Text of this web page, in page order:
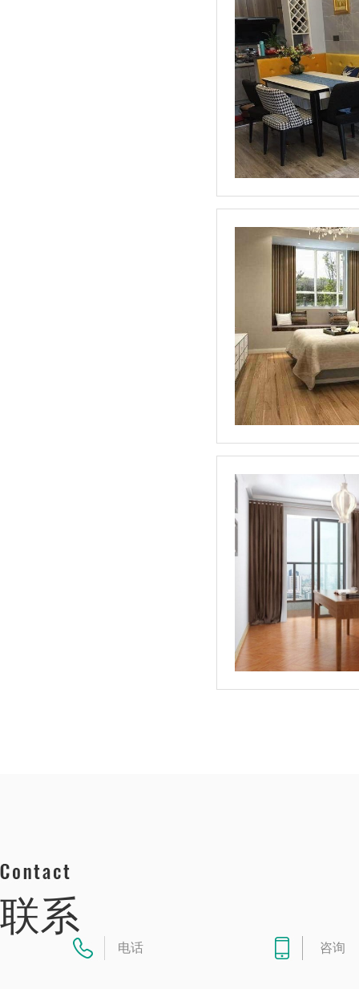
联系
电话 咨询